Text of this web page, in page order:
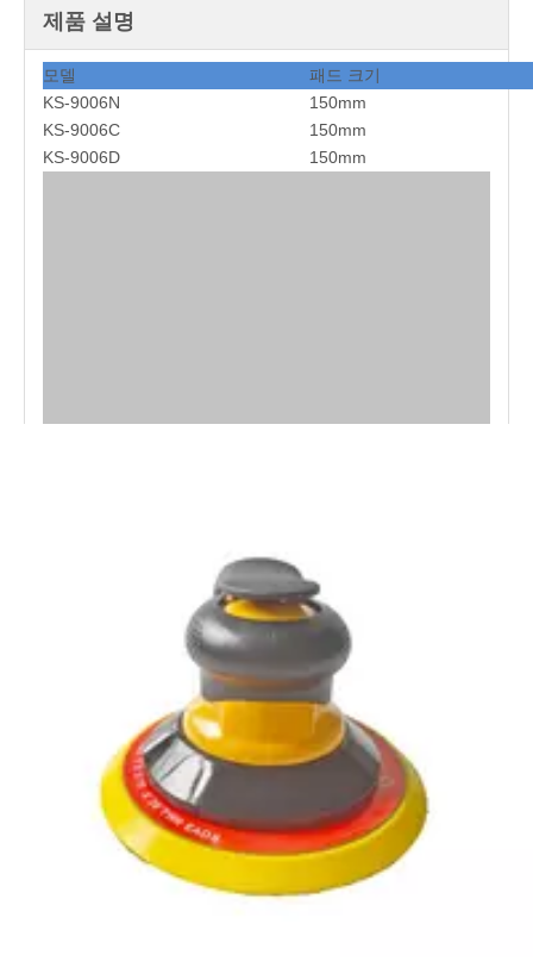
제품 설명
모델
패드 크기
KS-9006N
150mm
KS-9006C
150mm
KS-9006D
150mm
에: